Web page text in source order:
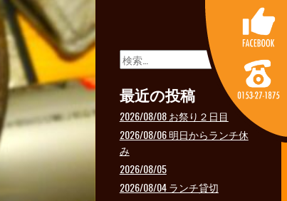
検
索:
最近の投稿
2026/08/08 お祭り２日目
2026/08/06 明日からランチ休
み
2026/08/05
2026/08/04 ランチ貸切